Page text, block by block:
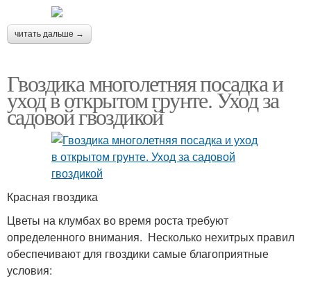
читать дальше →
Гвоздика многолетняя посадка и
уход в открытом грунте. Уход за
садовой гвоздикой
Красная гвоздика
Цветы на клумбах во время роста требуют
определенного внимания. Несколько нехитрых правил
обеспечивают для гвоздики самые благоприятные
условия: